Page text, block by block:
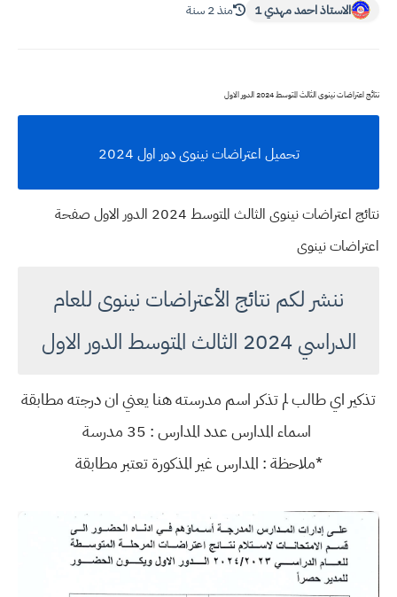
الاستاذ احمد مهدي 1 منذ 2 سنة
نتائج اعتراضات نينوى الثالث المتوسط 2024 الدور الاول
تحميل اعتراضات نينوى دور اول 2024
نتائج اعتراضات نينوى الثالث المتوسط 2024 الدور الاول صفحة
اعتراضات نينوى
ننشر لكم نتائج الأعتراضات نينوى للعام
الدراسي 2024 الثالث المتوسط الدور الاول
تذكير اي طالب لم تذكر اسم مدرسته هنا يعني ان درجته مطابقة
اسماء المدارس عدد المدارس : 35 مدرسة
*ملاحظة : المدارس غير المذكورة تعتبر مطابقة